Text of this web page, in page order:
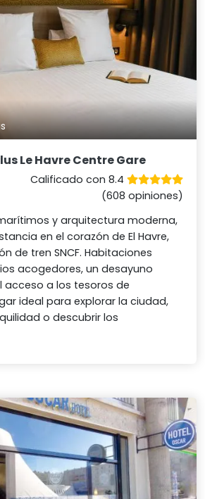
Le Havre Centre Gare
Calificado con 8.4
(608 opiniones)
y arquitectura moderna,
en el corazón de El Havre,
de tren SNCF. Habitaciones
acogedores, un desayuno
a los tesoros de
ideal para explorar la ciudad,
o descubrir los